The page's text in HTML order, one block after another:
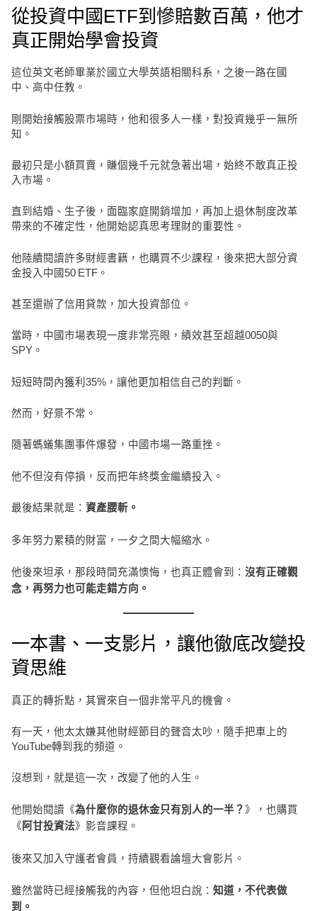
從投資中國ETF到慘賠數百萬，他才
真正開始學會投資
這位英文老師畢業於國立大學英語相關科系，之後一路在國
中、高中任教。
剛開始接觸股票市場時，他和很多人一樣，對投資幾乎一無所
知。
最初只是小額買賣，賺個幾千元就急著出場，始終不敢真正投
入市場。
直到結婚、生子後，面臨家庭開銷增加，再加上退休制度改革
帶來的不確定性，他開始認真思考理財的重要性。
他陸續閱讀許多財經書籍，也購買不少課程，後來把大部分資
金投入中國50 ETF。
甚至還辦了信用貸款，加大投資部位。
當時，中國市場表現一度非常亮眼，績效甚至超越0050與
SPY。
短短時間內獲利35%，讓他更加相信自己的判斷。
然而，好景不常。
隨著螞蟻集團事件爆發，中國市場一路重挫。
他不但沒有停損，反而把年終獎金繼續投入。
最後結果就是： 資產腰斬。
多年努力累積的財富，一夕之間大幅縮水。
他後來坦承，那段時間充滿懊悔，也真正體會到： 沒有正確觀
念，再努力也可能走錯方向。
一本書、一支影片，讓他徹底改變投
資思維
真正的轉折點，其實來自一個非常平凡的機會。
有一天，他太太嫌其他財經節目的聲音太吵，隨手把車上的
YouTube轉到我的頻道。
沒想到，就是這一次，改變了他的人生。
他開始閱讀《為什麼你的退休金只有別人的一半？》，也購買
《阿甘投資法》影音課程。
後來又加入守護者會員，持續觀看論壇大會影片。
雖然當時已經接觸我的內容，但他坦白說： 知道，不代表做
到。